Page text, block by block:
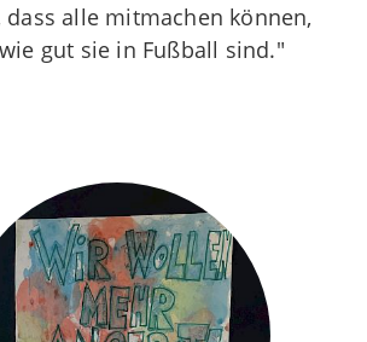
alle mitmachen können,
gut sie in Fußball sind."